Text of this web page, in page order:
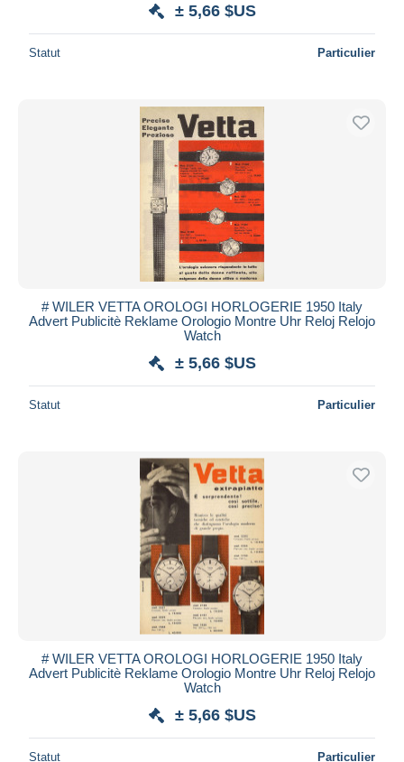
± 5,66 $US
Statut Particulier
# WILER VETTA OROLOGI HORLOGERIE 1950 Italy
Advert Publicitè Reklame Orologio Montre Uhr Reloj Relojo
Watch
± 5,66 $US
Statut Particulier
# WILER VETTA OROLOGI HORLOGERIE 1950 Italy
Advert Publicitè Reklame Orologio Montre Uhr Reloj Relojo
Watch
± 5,66 $US
Statut Particulier